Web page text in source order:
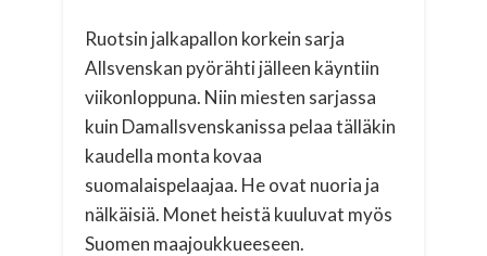
Ruotsin jalkapallon korkein sarja
Allsvenskan pyörähti jälleen käyntiin
viikonloppuna. Niin miesten sarjassa
kuin Damallsvenskanissa pelaa tälläkin
kaudella monta kovaa
suomalaispelaajaa. He ovat nuoria ja
nälkäisiä. Monet heistä kuuluvat myös
Suomen maajoukkueeseen.